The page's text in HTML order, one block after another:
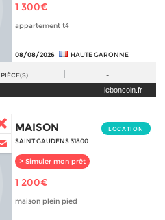
1 300€
appartement t4
08/08/2026 HAUTE GARONNE
PIÈCE(S) -
leboncoin.fr
MAISON
SAINT GAUDENS 31800
> Simuler mon prêt
LOCATION
1 200€
maison plein pied